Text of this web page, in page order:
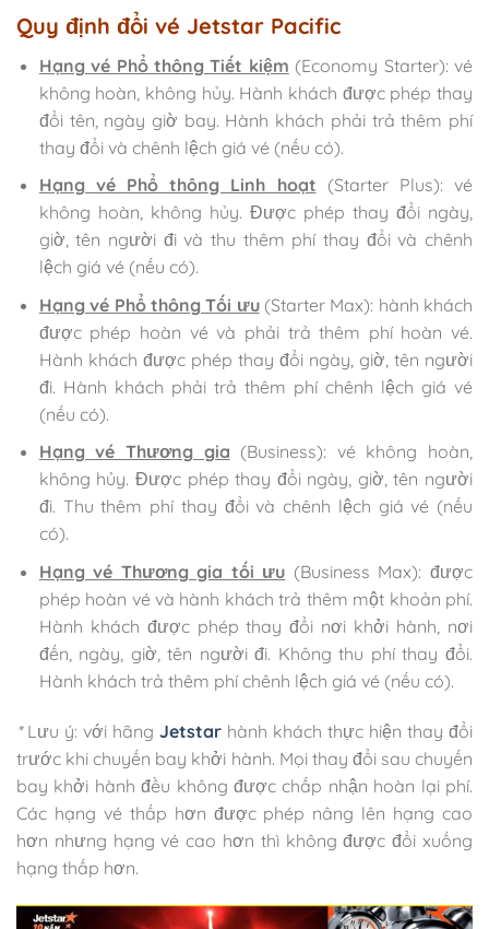
Quy định đổi vé Jetstar Pacific
Hạng vé Phổ thông Tiết kiệm (Economy Starter): vé
không hoàn, không hủy. Hành khách được phép thay
đổi tên, ngày giờ bay. Hành khách phải trả thêm phí
thay đổi và chênh lệch giá vé (nếu có).
Hạng vé Phổ thông Linh hoạt (Starter Plus): vé
không hoàn, không hủy. Được phép thay đổi ngày,
giờ, tên người đi và thu thêm phí thay đổi và chênh
lệch giá vé (nếu có).
Hạng vé Phổ thông Tối ưu(Starter Max): hành khách
được phép hoàn vé và phải trả thêm phí hoàn vé.
Hành khách được phép thay đổi ngày, giờ, tên người
đi. Hành khách phải trả thêm phí chênh lệch giá vé
(nếu có).
Hạng vé Thương gia (Business): vé không hoàn,
không hủy. Được phép thay đổi ngày, giờ, tên người
đi. Thu thêm phí thay đổi và chênh lệch giá vé (nếu
có).
Hạng vé Thương gia tối ưu (Business Max): được
phép hoàn vé và hành khách trả thêm một khoản phí.
Hành khách được phép thay đổi nơi khởi hành, nơi
đến, ngày, giờ, tên người đi. Không thu phí thay đổi.
Hành khách trả thêm phí chênh lệch giá vé (nếu có).
* Lưu ý: với hãng Jetstar hành khách thực hiện thay đổi
trước khi chuyến bay khởi hành. Mọi thay đổi sau chuyến
bay khởi hành đều không được chấp nhận hoàn lại phí.
Các hạng vé thấp hơn được phép nâng lên hạng cao
hơn nhưng hạng vé cao hơn thì không được đổi xuống
hạng thấp hơn.